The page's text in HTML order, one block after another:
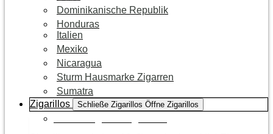
Dominikanische Republik
Honduras
Italien
Mexiko
Nicaragua
Sturm Hausmarke Zigarren
Sumatra
Zigarillos
Schließe Zigarillos Öffne Zigarillos